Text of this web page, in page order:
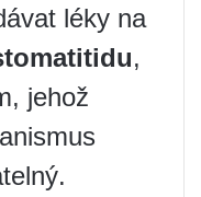
léky na
,
jehož